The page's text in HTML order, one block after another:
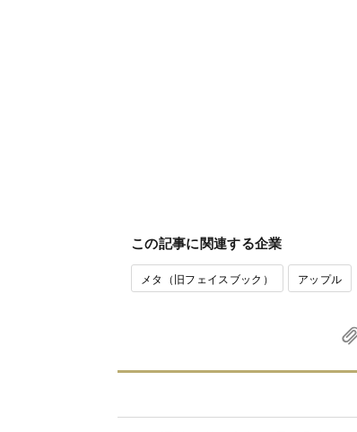
この記事に関連する企業
メタ（旧フェイスブック） アップル